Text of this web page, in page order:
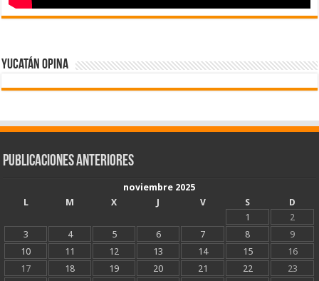
Yucatán Opina
Publicaciones Anteriores
noviembre 2025
L
M X J V S
D
1
2
3
4 5 6 7 8
9
10
11 12 13 14 15
16
17
18 19 20 21 22
23